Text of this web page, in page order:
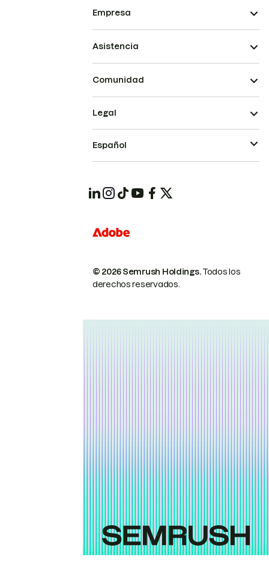
Empresa
Asistencia
Comunidad
© 2026 Semrush Holdings.Todos los
derechos reservados.
Legal
Español